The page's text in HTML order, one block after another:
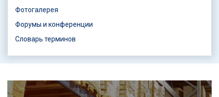
Фотогалерея
Форумы и конференции
Словарь терминов